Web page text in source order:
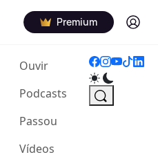
Premium Log in
Ouvir(current)
Podcasts
Passou
Vídeos